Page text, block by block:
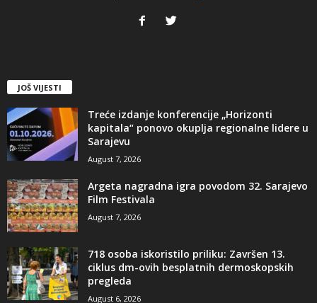
JOŠ VIJESTI
Treće izdanje konferencije „Horizonti
kapitala“ ponovo okuplja regionalne lidere u
Sarajevu
August 7, 2026
Argeta nagradna igra povodom 32. Sarajevo
Film Festivala
August 7, 2026
718 osoba iskoristilo priliku: Završen 13.
ciklus dm-ovih besplatnih dermoskopskih
pregleda
August 6, 2026